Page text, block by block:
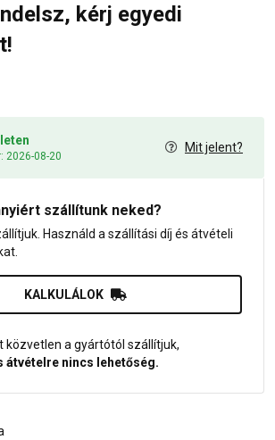
kérj egyedi
2026-08-20
Mit jelent?
szállítunk neked?
Használd a szállítási díj és átvételi
KALKULÁLOK
közvetlen a gyártótól szállítjuk,
átvételre nincs lehetőség.